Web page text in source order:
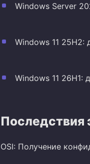
Windows Server
Windows 11 25H2:
Windows 11 26H1:
Последствия
OSI: Получение